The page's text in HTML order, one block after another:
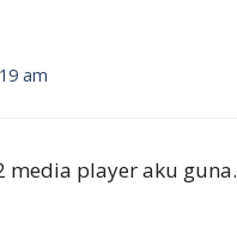
am
media player aku